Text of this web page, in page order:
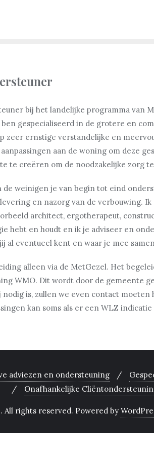
bij het landelijke programma van
ben gespecialiseerd in de grotere en
zeer ernstige verstandelijke en
aan de woning om deze
te creëren om de noodzakelijke zorg
de weinigen je van begin tot eind
en nazorg van de verbouwing.
architect, ergotherapeut,
hebt en houdt en ik je adviseer en
al eventueel kent en waar je mee
alleen via de MetGezel. Het
WMO. Dit wordt door de gemeente
is, zullen we even contact
kan soms als er een WLZ
adviezen en ondersteuning
Onafhankelijke
All rights reserved. Powered by